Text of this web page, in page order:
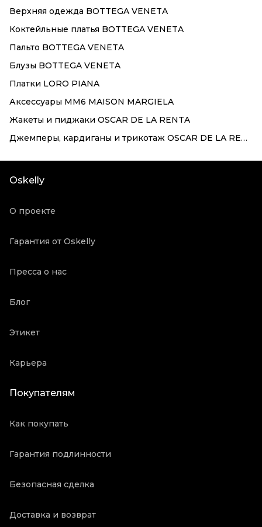
Верхняя одежда BOTTEGA VENETA
Коктейльные платья BOTTEGA VENETA
Пальто BOTTEGA VENETA
Блузы BOTTEGA VENETA
Платки LORO PIANA
Аксессуары MM6 MAISON MARGIELA
Жакеты и пиджаки OSCAR DE LA RENTA
Джемперы, кардиганы и трикотаж OSCAR DE LA RENTA
Oskelly
О проекте
Гарантия от Oskelly
Пресса о нас
Блог
Этикет
Карьера
Покупателям
Как покупать
Гарантия подлинности
Безопасная сделка
Доставка и возврат